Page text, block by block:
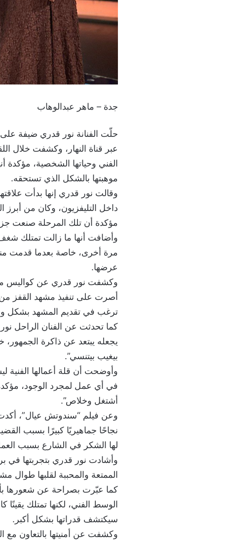
جدة – ماهر عبدالوهاب
حلّت الفنانة نور قدري ضيفة على
عبر قناة النهار، وكشفت خلال
الفني وحياتها الشخصية، مؤكدة
موهبتها بالشكل الذي تستحقه.
وقالت نور قدري إنها بدأت
داخل التليفزيون، وكان من
مؤكدة أن تلك المرحلة صنعت
وأضافت أنها ما زالت تمتلك شغف
مرة أخرى، خاصة بعدما قدمت
عرضها.
وكشفت نور قدري عن كواليس
أصرت على تنفيذ مشهد القفز من
ترغب في تقديم المشهد بشكل
كما تحدثت عن الفنان الراحل
يجعله يبتعد عن ذاكرة الجمهور،
بيغيب بيتنسي”.
وأوضحت أن قلة أعمالها الفنية
في أي عمل لمجرد الوجود،
أشتغل وخلاص”.
وعن فيلم “سندوتش عيال”،
نجاحًا جماهيريًا كبيرًا بسبب
لها الشكر في الشارع بسبب
الممتعة والمحببة لقلبها طوال
كما عبّرت بصراحة عن شعورها
الوسط الفني، لكنها تمتلك يقينًا
سيكتشف قدراتها بشكل أكبر.
وكشفت عن أمنيتها بالتعاون مع